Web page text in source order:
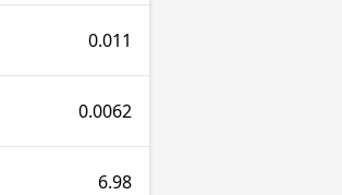
0.011
0.0062
6.98